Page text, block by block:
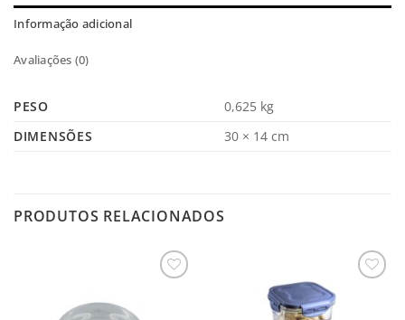
Informação adicional
Avaliações (0)
PESO
0,625 kg
DIMENSÕES
30 × 14 cm
PRODUTOS RELACIONADOS